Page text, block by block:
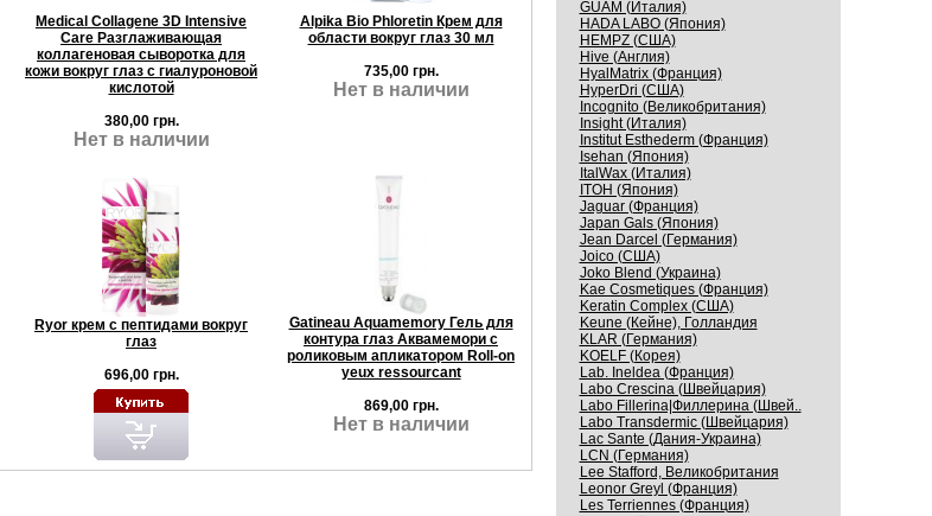
Medical Collagene 3D Intensive
Care Разглаживающая
коллагеновая сыворотка для
кожи вокруг глаз с гиалуроновой
кислотой
380,00 грн.
Нет в наличии
Alpika Bio Phloretin Крем для
области вокруг глаз 30 мл
735,00 грн.
Нет в наличии
Ryor крем с пептидами вокруг
глаз
696,00 грн.
Gatineau Аquamemory Гель для
контура глаз Аквамемори c
роликовым апликатором Roll-on
yeux ressourcant
869,00 грн.
Нет в наличии
GUAM (Италия)
HADA LABO (Япония)
HEMPZ (США)
Hive (Англия)
HyalMatrix (Франция)
HyperDri (США)
Incognito (Великобритания)
Insight (Италия)
Institut Esthederm (Франция)
Isehan (Япония)
ItalWax (Италия)
ITOH (Япония)
Jaguar (Франция)
Japan Gals (Япония)
Jean Darcel (Германия)
Joico (США)
Joko Blend (Украина)
Kaе Cosmеtiques (Франция)
Keratin Complex (США)
Keune (Кейне), Голландия
KLAR (Германия)
KOELF (Корея)
Lab. Ineldea (Франция)
Labo Crescina (Швейцария)
Labo Fillerina|Филлерина (Швей..
Labo Transdermic (Швейцария)
Lac Sante (Дания-Украина)
LCN (Германия)
Lee Stafford, Великобритания
Leonor Greyl (Франция)
Les Terriennes (Франция)